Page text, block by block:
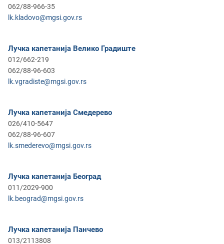
062/88-966-35
lk.kladovo@mgsi.gov.rs
Лучка капетанија Велико Градиште
012/662-219
062/88-96-603
lk.vgradiste@mgsi.gov.rs
Лучка капетанија Смедерево
026/410-5647
062/88-96-607
lk.smederevo@mgsi.gov.rs
Лучка капетанија Београд
011/2029-900
lk.beograd@mgsi.gov.rs
Лучка капетанија Панчево
013/2113808